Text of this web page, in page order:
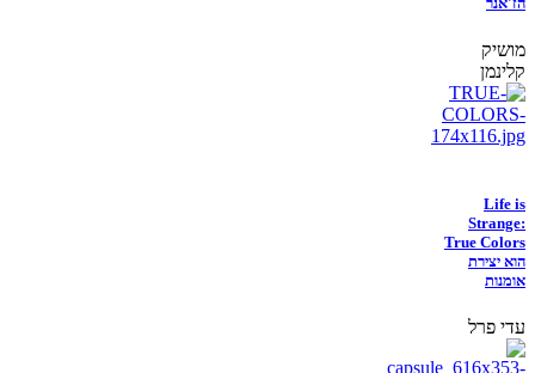
מושיק
קלינמן
Life is
Strange:
True Colors
הוא יצירת
אומנות
עדי פרל